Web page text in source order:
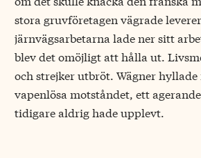
stora gruvföretagen vägrade
järnvägsarbetarna lade ner sitt
blev det omöjligt att hålla ut.
och strejker utbröt. Wägner
vapenlösa motståndet, ett
tidigare aldrig hade upplevt.